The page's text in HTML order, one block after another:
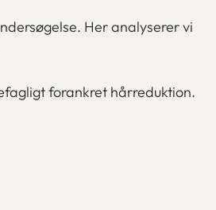
Her analyserer vi
forankret hårreduktion.